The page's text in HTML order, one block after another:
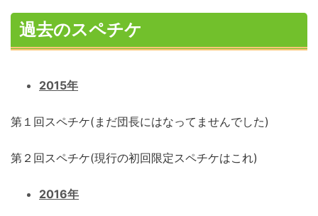
過去のスペチケ
2015年
第１回スペチケ(まだ団長にはなってませんでした)
第２回スペチケ(現行の初回限定スペチケはこれ)
2016年